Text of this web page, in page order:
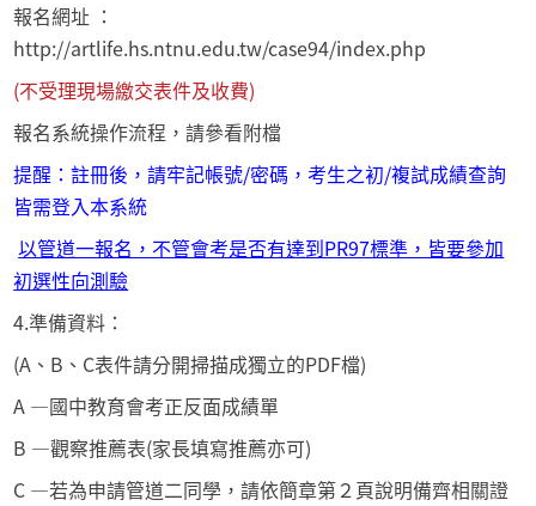
報名網址 ：
http://artlife.hs.ntnu.edu.tw/case94/index.php
(不受理現場繳交表件及收費)
報名系統操作流程，請參看附檔
提醒：註冊後，請牢記帳號/密碼，考生之初/複試成績查詢
皆需登入本系統
以管道一報名，不管會考是否有達到PR97標準，皆要參加
初選性向測驗
4.準備資料：
(A、B、C表件請分開掃描成獨立的PDF檔)
A —國中教育會考正反面成績單
B —觀察推薦表(家長填寫推薦亦可)
C —若為申請管道二同學，請依簡章第２頁說明備齊相關證